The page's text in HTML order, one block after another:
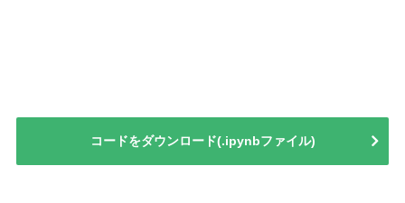
コードをダウンロード(.ipynbファイル)